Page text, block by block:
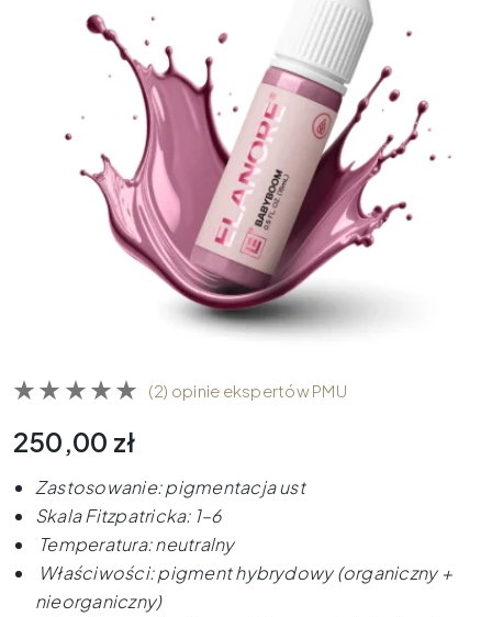
(2) opinie ekspertów PMU
250,00 zł
Zastosowanie: pigmentacja ust
Skala Fitzpatricka: 1–6
Temperatura: neutralny
Właściwości: pigment hybrydowy (organiczny +
nieorganiczny)